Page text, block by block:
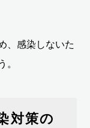
、感染しないた
。
対策の